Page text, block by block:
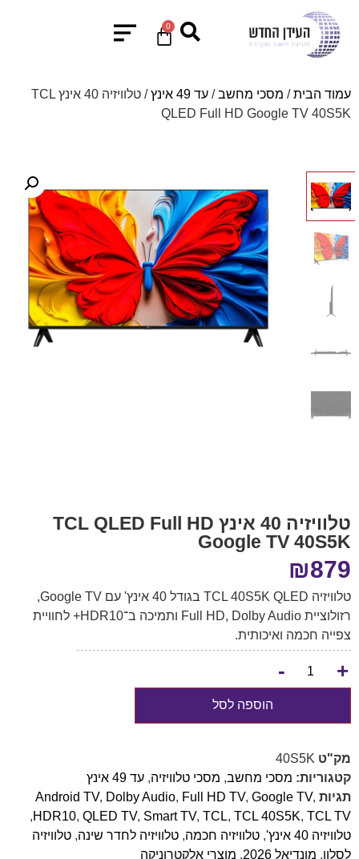
0
עמוד הבית/ מסכי מחשב/ עד 49 אינץ
/ טלוויזיה 40 אינץ TCL
QLED Full HD Google TV 40S5K
טלוויזיה 40 אינץ TCL QLED Full HD
Google TV 40S5K
₪879
טלוויזיה TCL 40S5K QLED בגודל 40 אינץ' עם Google TV,
רזולוציית Full HD, Dolby Audio ותמיכה ב־HDR10+ לחוויית
צפייה חכמה ואיכותית.
+
-
הוספה לסל
מק"ט 40S5K
קטגוריות: מסכי מחשב, מסכי טלוויזיה, עד 49 אינץ
תגיות
Android TV, Dolby Audio, Full HD TV, Google TV,
HDR10, QLED TV, Smart TV, TCL, TCL 40S5K, TCL TV
,
טלוויזיה 40 אינץ'
, טלוויזיה חכמה, טלוויזיה לחדר שינה, טלוויזיה
לסלון, מונדיאל 2026 , מוצרי אלקטרוניקה